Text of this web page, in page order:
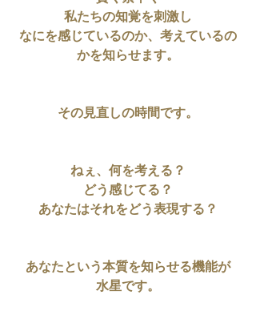
私たちの知覚を刺激し
なにを感じているのか、考えているの
かを知らせます。
その見直しの時間です。
ねぇ、何を考える？
どう感じてる？
あなたはそれをどう表現する？
あなたという本質を知らせる機能が
水星です。